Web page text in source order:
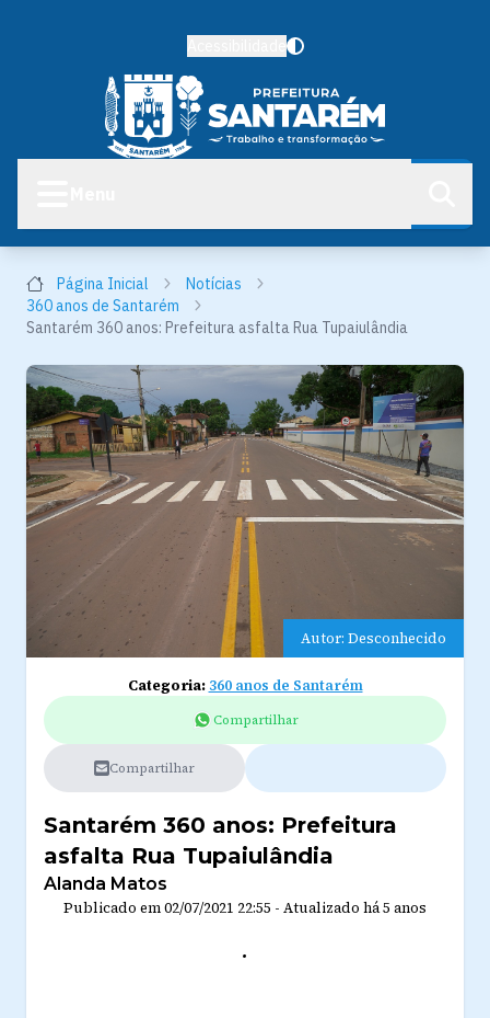
Página Inicial
Notícias
360 anos de Santarém
Santarém 360 anos: Prefeitura asfalta Rua Tupaiulândia
Autor: Desconhecido
Categoria:360 anos de Santarém
Compartilhar
Compartilhar
Santarém 360 anos: Prefeitura
asfalta Rua Tupaiulândia
Alanda Matos
Publicado em02/07/2021 22:55 - Atualizado há 5 anos
.